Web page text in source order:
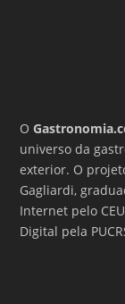
O
universo da
exterior. O
Gagliardi,
Internet pelo
Digital pela